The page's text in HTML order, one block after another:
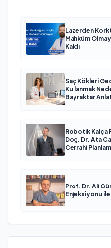
Lazerden
Mahkûm
Kaldı
Saç Kökleri
Kullanmak
Bayraktar
Robotik Kalça
Doç. Dr. Ata
Cerrahi
Prof. Dr. Ali
Enjeksiyonu